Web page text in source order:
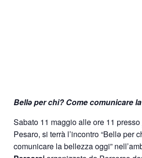
Bellə per chi? Come comunicare
Sabato 11 maggio alle ore 11 presso
Pesaro, si terrà l’incontro “Bellə per
comunicare la bellezza oggi”